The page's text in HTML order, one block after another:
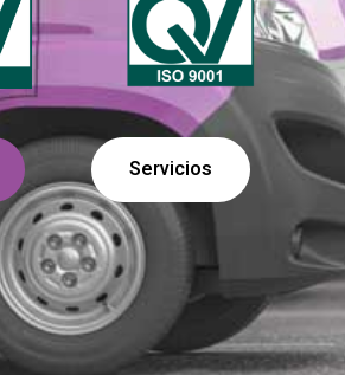
Servicios